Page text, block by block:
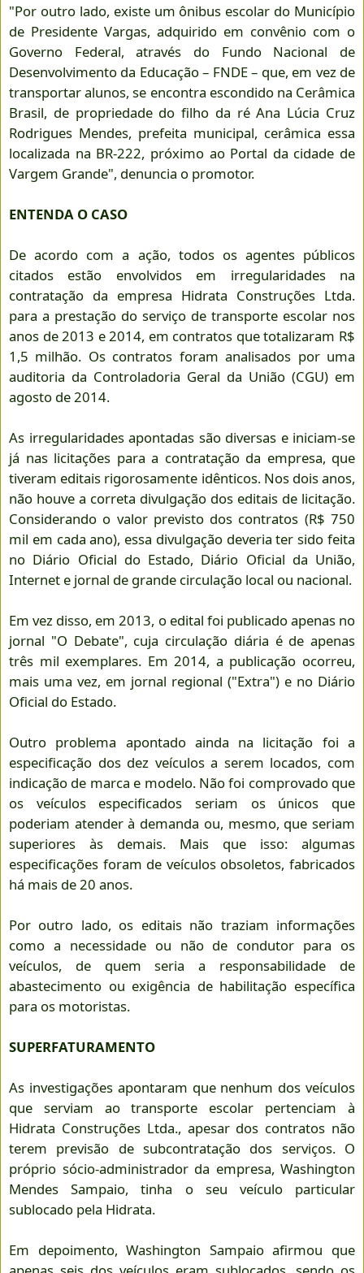
"Por outro lado, existe um ônibus escolar do Município
de Presidente Vargas, adquirido em convênio com o
Governo Federal, através do Fundo Nacional de
Desenvolvimento da Educação – FNDE – que, em vez de
transportar alunos, se encontra escondido na Cerâmica
Brasil, de propriedade do filho da ré Ana Lúcia Cruz
Rodrigues Mendes, prefeita municipal, cerâmica essa
localizada na BR-222, próximo ao Portal da cidade de
Vargem Grande", denuncia o promotor.
ENTENDA O CASO
De acordo com a ação, todos os agentes públicos
citados estão envolvidos em irregularidades na
contratação da empresa Hidrata Construções Ltda.
para a prestação do serviço de transporte escolar nos
anos de 2013 e 2014, em contratos que totalizaram R$
1,5 milhão. Os contratos foram analisados por uma
auditoria da Controladoria Geral da União (CGU) em
agosto de 2014.
As irregularidades apontadas são diversas e iniciam-se
já nas licitações para a contratação da empresa, que
tiveram editais rigorosamente idênticos. Nos dois anos,
não houve a correta divulgação dos editais de licitação.
Considerando o valor previsto dos contratos (R$ 750
mil em cada ano), essa divulgação deveria ter sido feita
no Diário Oficial do Estado, Diário Oficial da União,
Internet e jornal de grande circulação local ou nacional.
Em vez disso, em 2013, o edital foi publicado apenas no
jornal "O Debate", cuja circulação diária é de apenas
três mil exemplares. Em 2014, a publicação ocorreu,
mais uma vez, em jornal regional ("Extra") e no Diário
Oficial do Estado.
Outro problema apontado ainda na licitação foi a
especificação dos dez veículos a serem locados, com
indicação de marca e modelo. Não foi comprovado que
os veículos especificados seriam os únicos que
poderiam atender à demanda ou, mesmo, que seriam
superiores às demais. Mais que isso: algumas
especificações foram de veículos obsoletos, fabricados
há mais de 20 anos.
Por outro lado, os editais não traziam informações
como a necessidade ou não de condutor para os
veículos, de quem seria a responsabilidade de
abastecimento ou exigência de habilitação específica
para os motoristas.
SUPERFATURAMENTO
As investigações apontaram que nenhum dos veículos
que serviam ao transporte escolar pertenciam à
Hidrata Construções Ltda., apesar dos contratos não
terem previsão de subcontratação dos serviços. O
próprio sócio-administrador da empresa, Washington
Mendes Sampaio, tinha o seu veículo particular
sublocado pela Hidrata.
Em depoimento, Washington Sampaio afirmou que